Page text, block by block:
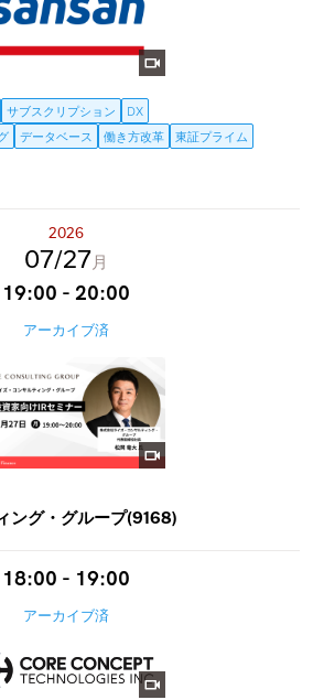
サブスクリプション
DX
データベース 働き方改革 東証プライム
2026
07 27月
19:00 - 20:00
アーカイブ済
ング・グループ(9168)
18:00 - 19:00
アーカイブ済